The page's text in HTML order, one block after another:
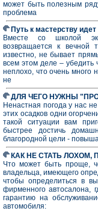
может быть полезным
проблема
Путь к мастерству
Вместе со школой
возвращается к вечной
известно, не бывает
всем этом деле – убедить
неплохо, что очень много
не
ДЛЯ ЧЕГО НУЖНЫ
Hенастная погода у нас
этих осадков одни
такой ситуации вам
быстрее достичь
благородной цели -
КАК НЕ СТАТЬ
Что может быть проще,
владельца, имеющего
чтобы определиться в
фирменного автосалона,
гарантию на
автомобиля: